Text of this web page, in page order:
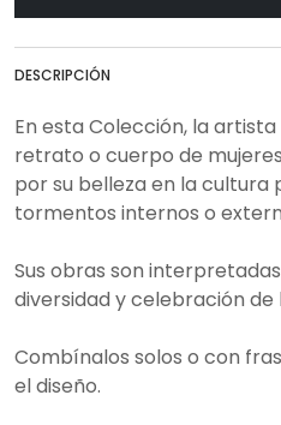
DESCRIPCIÓN
En esta Colección, la
retrato o cuerpo de
por su belleza en la cultura
tormentos internos o
Sus obras son
diversidad y celebración de
Combínalos solos o con
el diseño.